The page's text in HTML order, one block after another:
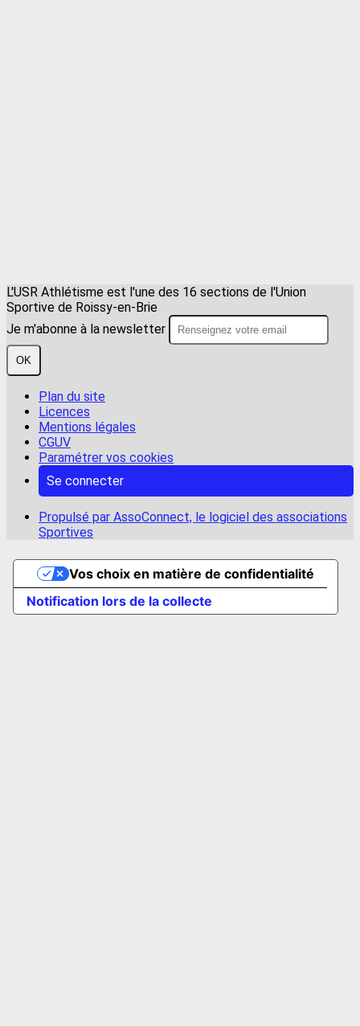
L'USR Athlétisme est l'une des 16 sections de l'Union
Sportive de Roissy-en-Brie
Je m'abonne à la newsletter
OK
Plan du site
Licences
Mentions légales
CGUV
Paramétrer vos cookies
Se connecter
Propulsé par AssoConnect, le logiciel des associations
Sportives
Notification lors de la collecte
Vos choix en matière de confidentialité